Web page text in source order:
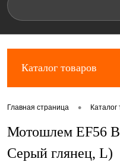
Каталог товаров
Главная страница • Каталог
Мотошлем EF56
Серый глянец, L)